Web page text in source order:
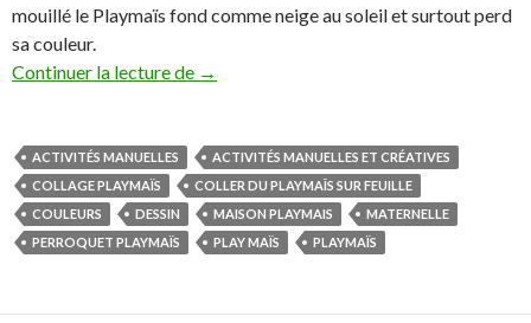
mouillé le Playmaïs fond comme neige au soleil et surtout perd
sa couleur.
Continuer la lecture de Playmaïs à tâtons, pour ne pas se planter
→
ACTIVITÉS MANUELLES
ACTIVITÉS MANUELLES ET CRÉATIVES
COLLAGE PLAYMAÏS
COLLER DU PLAYMAÎS SUR FEUILLE
COULEURS
DESSIN MAISON PLAYMAIS
MATERNELLE
PERROQUET PLAYMAÏS
PLAY MAÏS PLAYMAÏS